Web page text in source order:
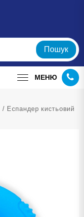
Пошук
МЕНЮ
/ Еспандер кистьовий